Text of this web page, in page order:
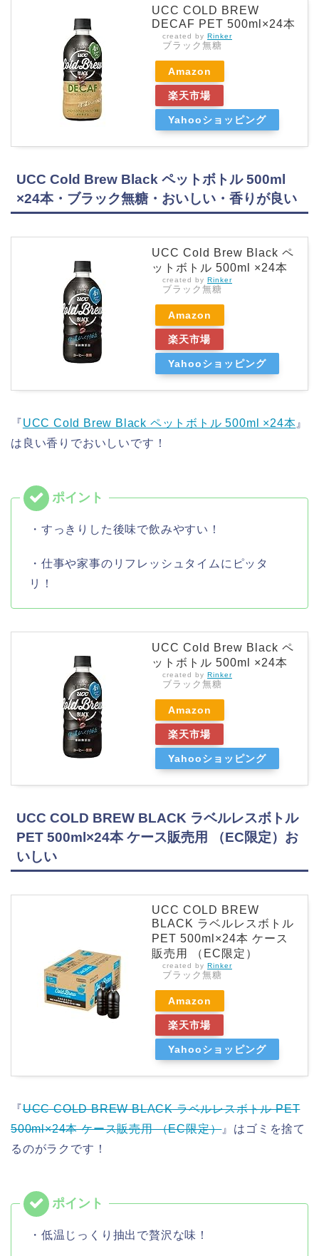
UCC COLD BREW
DECAF PET 500ml×24本
created by Rinker
ブラック無糖
Amazon
楽天市場
Yahooショッピング
UCC Cold Brew Black ペットボトル 500ml
×24本・ブラック無糖・おいしい・香りが良い
UCC Cold Brew Black ペ
ットボトル 500ml ×24本
created by Rinker
ブラック無糖
Amazon
楽天市場
Yahooショッピング
『UCC Cold Brew Black ペットボトル 500ml ×24本 』
は良い香りでおいしいです！
・すっきりした後味で飲みやすい！
・仕事や家事のリフレッシュタイムにピッタ
リ！
UCC Cold Brew Black ペ
ットボトル 500ml ×24本
created by Rinker
ブラック無糖
Amazon
楽天市場
Yahooショッピング
UCC COLD BREW BLACK ラベルレスボトル
PET 500ml×24本 ケース販売用 （EC限定）お
いしい
UCC COLD BREW
BLACK ラベルレスボトル
PET 500ml×24本 ケース
販売用 （EC限定）
created by Rinker
ブラック無糖
Amazon
楽天市場
Yahooショッピング
『UCC COLD BREW BLACK ラベルレスボトル PET
500ml×24本 ケース販売用 （EC限定）』はゴミを捨て
るのがラクです！
・低温じっくり抽出で贅沢な味！